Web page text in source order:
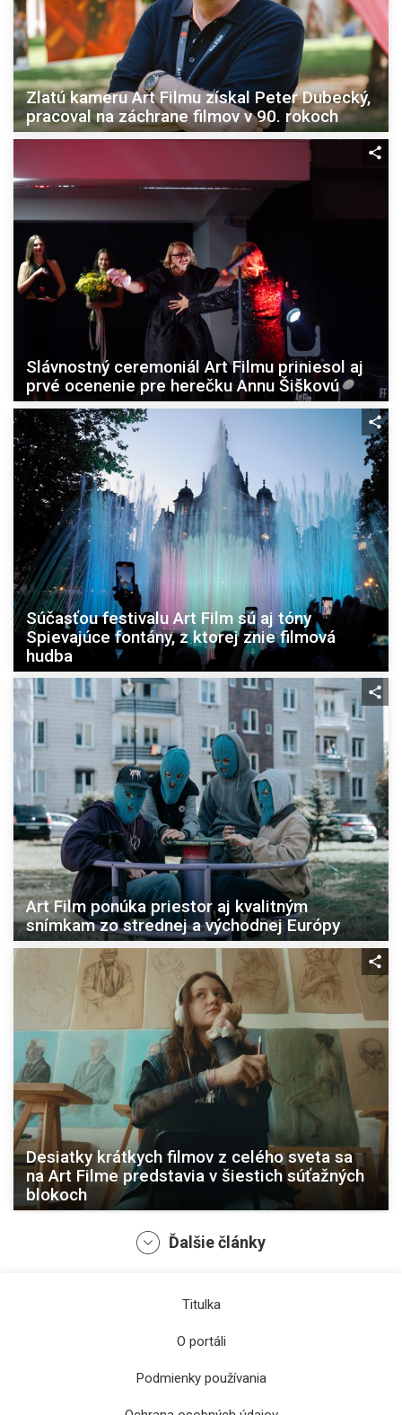
Zlatú kameru Art Filmu získal Peter Dubecký,
pracoval na záchrane filmov v 90. rokoch
Slávnostný ceremoniál Art Filmu priniesol aj
prvé ocenenie pre herečku Annu Šiškovú
Súčasťou festivalu Art Film sú aj tóny
Spievajúce fontány, z ktorej znie filmová
hudba
Art Film ponúka priestor aj kvalitným
snímkam zo strednej a východnej Európy
Desiatky krátkych filmov z celého sveta sa
na Art Filme predstavia v šiestich súťažných
blokoch
Ďalšie články
Titulka
O portáli
Podmienky používania